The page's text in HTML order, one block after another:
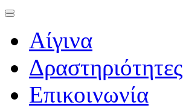
Αίγινα
Δραστηριότητες
Επικοινωνία